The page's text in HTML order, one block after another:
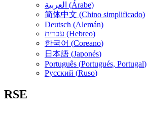
العربية (Árabe)
简体中文 (Chino simplificado)
Deutsch (Alemán)
עברית (Hebreo)
한국어 (Coreano)
日本語 (Japonés)
Português (Portugués, Portugal)
Русский (Ruso)
RSE